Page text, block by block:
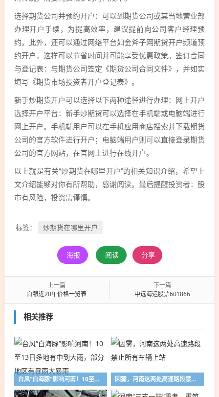
选择期货公司并预约开户：可以到期货公司或其当地营业部
办理开户手续，为提高效率，建议提前向公司客户经理预
约。此外，还可以通过网络平台如金斧子网期货开户频道预
约开户，这样可以节省时间并可能享受优惠政策。签订合同
与登记表：与期货公司签定《期货公司合同文件》，并如实
填写《期货市场投资者开户登记表》。
新手炒期货开户可以选择以下两种途径进行办理：网上开户
选择开户平台：新手炒期货可以选择在手机端或电脑端进行
网上开户。手机端用户可以在手机应用商店搜索并下载期货
公司的官方软件进行开户；电脑端用户则可以直接登录期货
公司的官方网站，在官网上进行在线开户。
以上就是有关“炒期货在哪里开户”的相关知识介绍，希望上
文介绍能够对你有所帮助，感谢阅读。最后提醒投资者：股
市有风险，投资需谨慎。
标签： 炒期货在哪里开户
海报 阅读 分享
上一篇
白银近20年价格一览表
下一篇
中远海运股票601866
相关推荐
台风“白海豚”影响河南！10至13日多地有中到大雨，部分地区有暴雨大暴雨 因雾，河南这两处高速路段禁止所有车辆上站